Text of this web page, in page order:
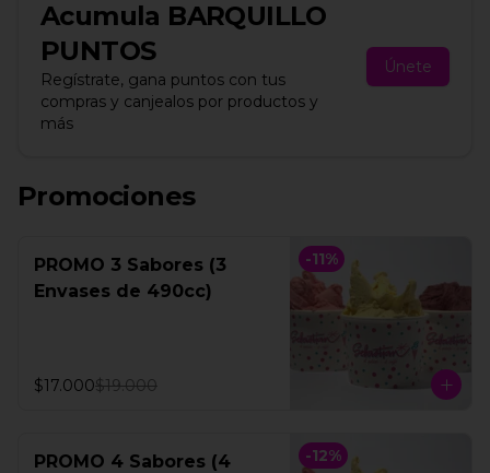
Acumula BARQUILLO
PUNTOS
Regístrate, gana puntos con tus
compras y canjealos por productos y
más
Únete
Promociones
-11%
PROMO 3 Sabores (3
Envases de 490cc)
$17.000$19.000
-12%
PROMO 4 Sabores (4